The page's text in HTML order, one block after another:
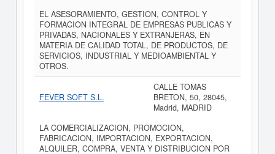
EL ASESORAMIENTO, GESTION, CONTROL Y
FORMACION INTEGRAL DE EMPRESAS PUBLICAS Y
PRIVADAS, NACIONALES Y EXTRANJERAS, EN
MATERIA DE CALIDAD TOTAL, DE PRODUCTOS, DE
SERVICIOS, INDUSTRIAL Y MEDIOAMBIENTAL Y
OTROS.
FEVER SOFT S.L.
CALLE TOMAS
BRETON, 50, 28045,
Madrid, MADRID
LA COMERCIALIZACION, PROMOCION,
FABRICACION, IMPORTACION, EXPORTACION,
ALQUILER, COMPRA, VENTA Y DISTRIBUCION POR